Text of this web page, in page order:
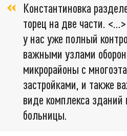
Константиновка
торец на две части.
у нас уже полный
важными узлами
микрорайоны с
застройками, и также
виде комплекса зданий
больницы.